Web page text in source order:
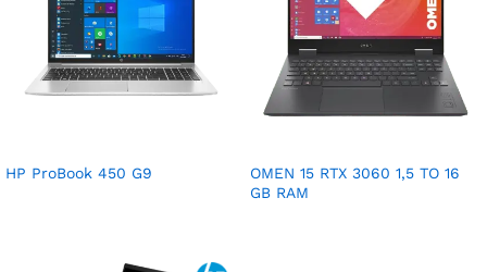
HP ProBook 450 G9
OMEN 15 RTX 3060 1,5 TO 16
GB RAM